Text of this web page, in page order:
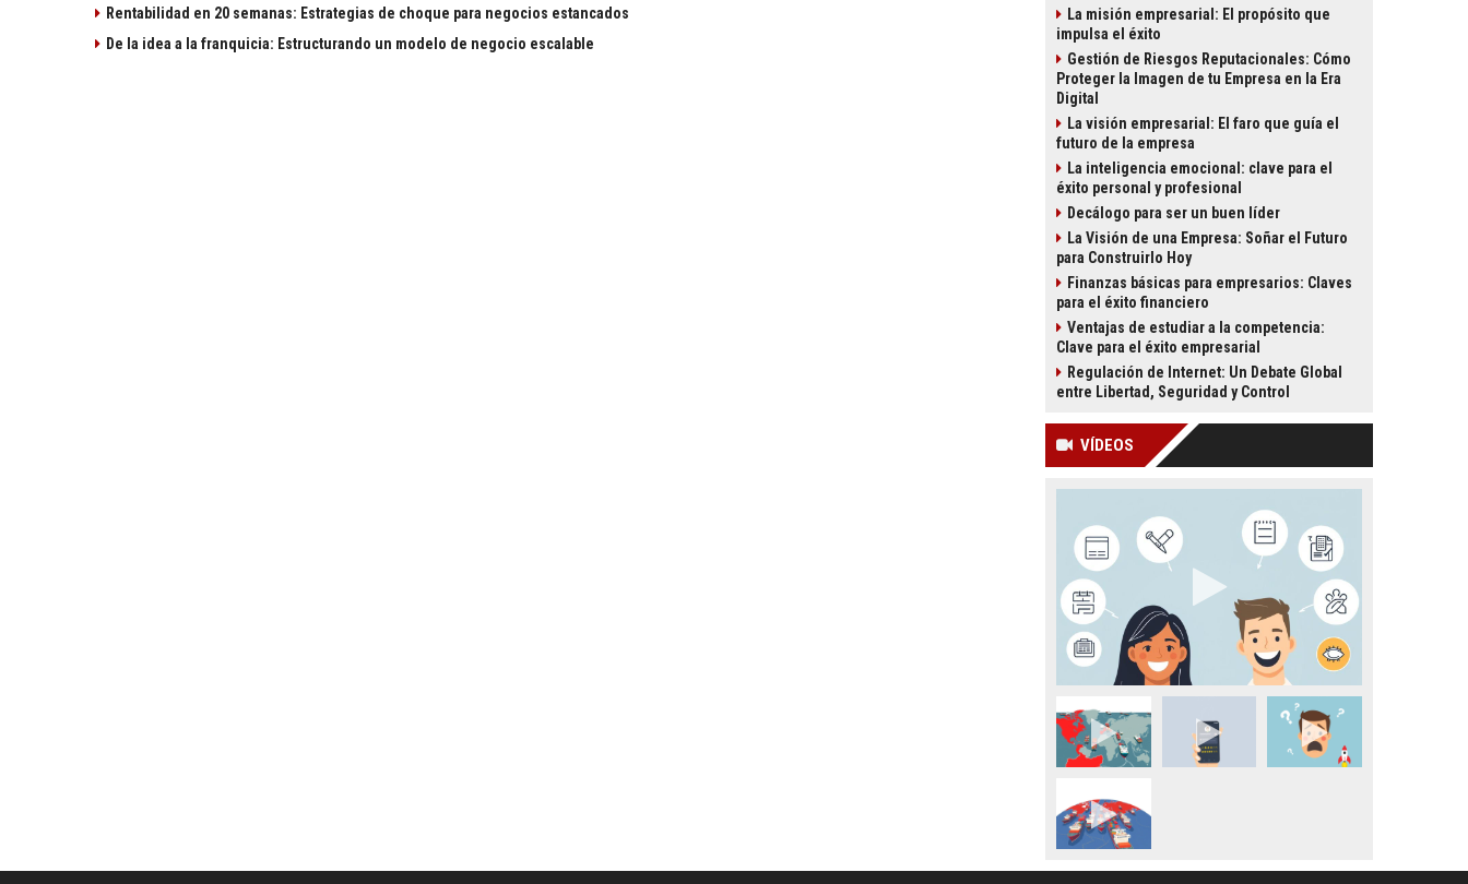
Rentabilidad en 20 semanas: Estrategias de choque para negocios estancados
De la idea a la franquicia: Estructurando un modelo de negocio escalable
La misión empresarial: El propósito que
impulsa el éxito
Gestión de Riesgos Reputacionales: Cómo
Proteger la Imagen de tu Empresa en la Era
Digital
La visión empresarial: El faro que guía el
futuro de la empresa
La inteligencia emocional: clave para el
éxito personal y profesional
Decálogo para ser un buen líder
La Visión de una Empresa: Soñar el Futuro
para Construirlo Hoy
Finanzas básicas para empresarios: Claves
para el éxito financiero
Ventajas de estudiar a la competencia:
Clave para el éxito empresarial
Regulación de Internet: Un Debate Global
entre Libertad, Seguridad y Control
VÍDEOS